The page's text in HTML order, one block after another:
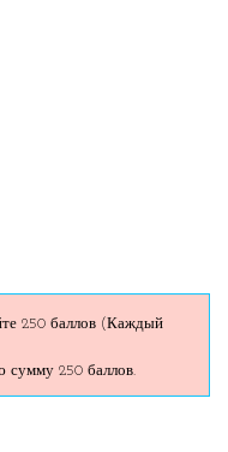
250 баллов (Каждый
сумму 250 баллов.